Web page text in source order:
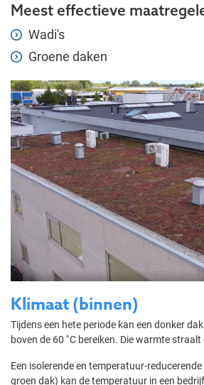
Meest effectieve
Wadi's
Groene daken
Klimaat (binnen)
Tijdens een hete periode kan een donker
boven de 60 ˚C bereiken. Die warmte
Een isolerende en temperatuur-
groen dak) kan de temperatuur in een